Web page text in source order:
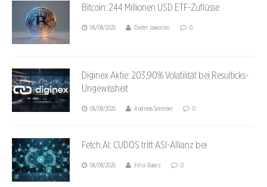
Bitcoin: 244 Millionen USD ETF-Zuflüsse
06/08/2026 Dieter Jaworski 0
Diginex Aktie: 203,90% Volatilität bei Resulticks-
Ungewissheit
06/08/2026 Andreas Sommer 0
Fetch.AI: CUDOS tritt ASI-Allianz bei
06/08/2026 Felix Baarz 0